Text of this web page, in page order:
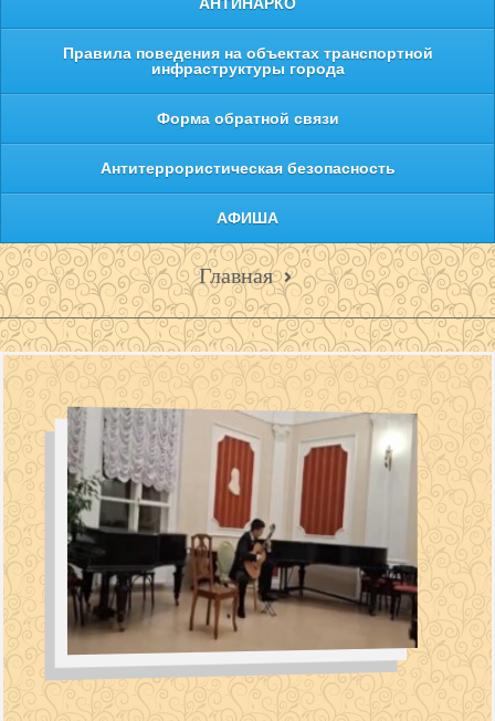
АНТИНАРКО
Правила поведения на объектах транспортной
инфраструктуры города
Форма обратной связи
Антитеррористическая безопасность
АФИША
Главная